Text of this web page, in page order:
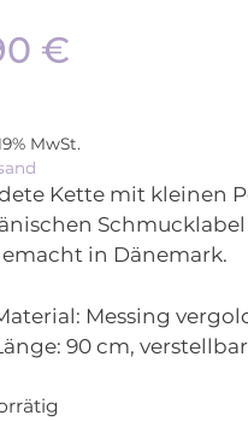
€
MwSt.
Kette mit kleinen
in Dänemark.
Messing
90 cm, verstellbar